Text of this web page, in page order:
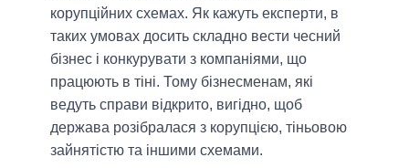
корупційних схемах. Як кажуть експерти, в
таких умовах досить складно вести чесний
бізнес і конкурувати з компаніями, що
працюють в тіні. Тому бізнесменам, які
ведуть справи відкрито, вигідно, щоб
держава розібралася з корупцією, тіньовою
зайнятістю та іншими схемами.